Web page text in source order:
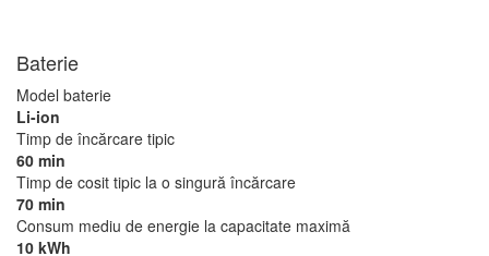
Baterie
Model baterie
Li-ion
Timp de încărcare tipic
60 min
Timp de cosit tipic la o singură încărcare
70 min
Consum mediu de energie la capacitate maximă
10 kWh